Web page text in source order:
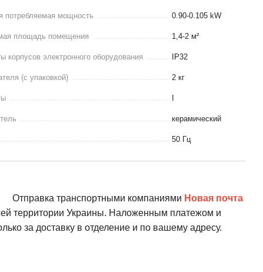
потребляемая мощность 0.90-0.105 kW
площадь помещения 1,4-2 м²
корпусов электронного оборудования IP32
(с упаковкой) 2 кг
керамический
50 Гц
Отправка транспортными компаниями Новая почта
территории Украины. Наложенным платежом и
за доставку в отделение и по вашему адресу.